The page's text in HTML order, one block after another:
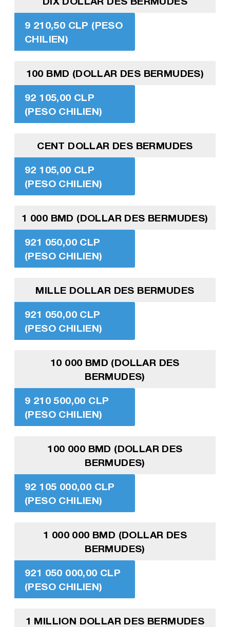
9 210,50 CLP (PESO
CHILIEN)
100 BMD (DOLLAR DES BERMUDES)
92 105,00 CLP
(PESO CHILIEN)
CENT DOLLAR DES BERMUDES
92 105,00 CLP
(PESO CHILIEN)
1 000 BMD (DOLLAR DES BERMUDES)
921 050,00 CLP
(PESO CHILIEN)
MILLE DOLLAR DES BERMUDES
921 050,00 CLP
(PESO CHILIEN)
10 000 BMD (DOLLAR DES
BERMUDES)
9 210 500,00 CLP
(PESO CHILIEN)
100 000 BMD (DOLLAR DES
BERMUDES)
92 105 000,00 CLP
(PESO CHILIEN)
1 000 000 BMD (DOLLAR DES
BERMUDES)
921 050 000,00 CLP
(PESO CHILIEN)
1 MILLION DOLLAR DES BERMUDES